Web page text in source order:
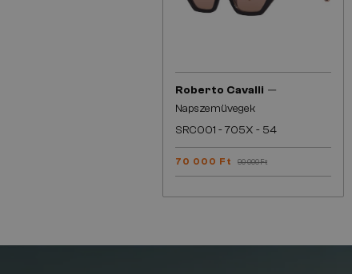
Roberto Cavalli —
Napszemüvegek
SRC001 - 705X - 54
70 000 Ft 90 000 Ft